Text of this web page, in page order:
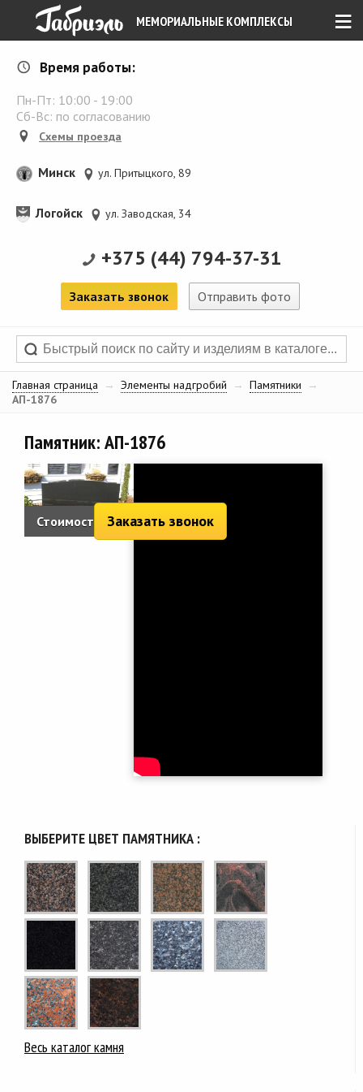
≡
МЕМОРИАЛЬНЫЕ КОМПЛЕКСЫ
Время работы:
Пн-Пт: 10:00 - 19:00
Сб-Вс: по согласованию
Схемы проезда
Минск ул. Притыцкого, 89
Логойск ул. Заводская, 34
+375 (44) 794-37-31
Заказать звонок Отправить фото
Главная страница → Элементы надгробий → Памятники
→
АП-1876
Памятник: АП-1876
Стоимость: 2 152 руб.
Заказать звонок
ВЫБЕРИТЕ ЦВЕТ ПАМЯТНИКА :
Весь каталог камня